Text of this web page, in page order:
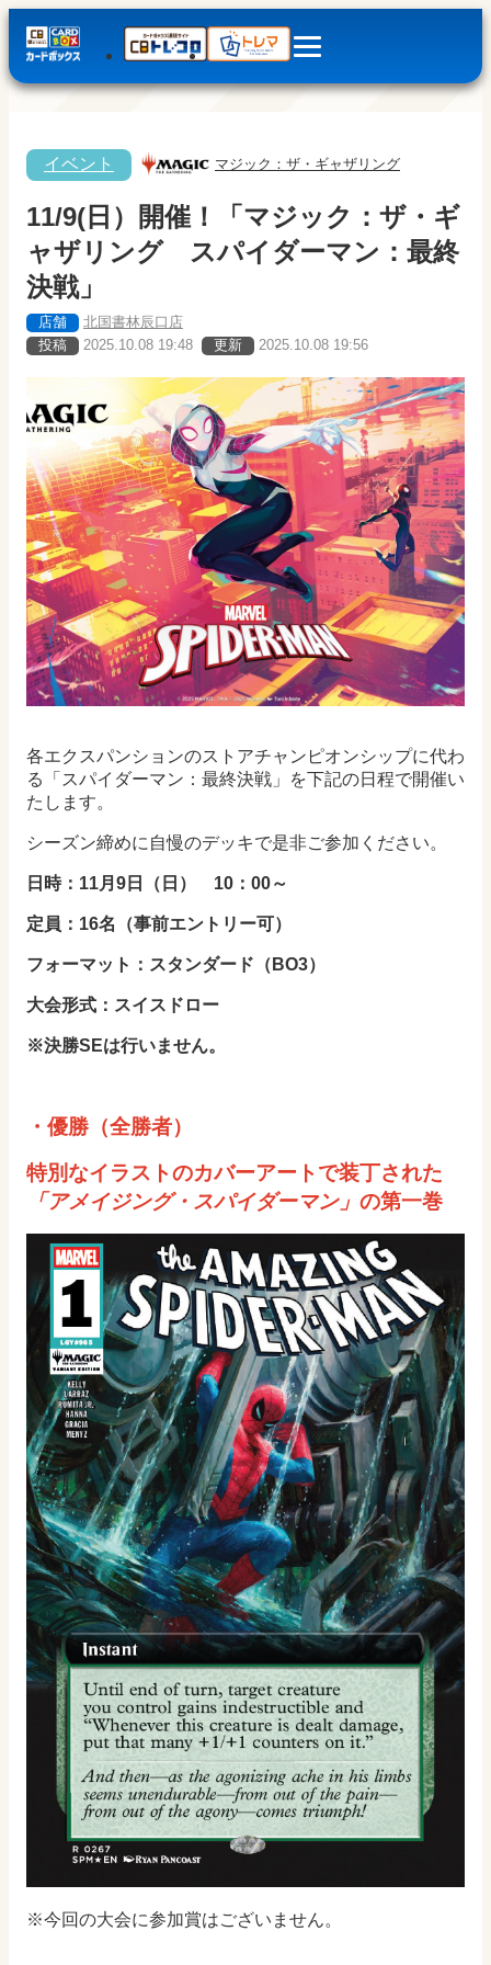
イベント マジック：ザ・ギャザリング
11/9(日）開催！「マジック：ザ・ギ
ャザリング スパイダーマン：最終
決戦」
店舗
北国書林辰口店
投稿
2025.10.08 19:48 更新 2025.10.08 19:56
各エクスパンションのストアチャンピオンシップに代わ
る「スパイダーマン：最終決戦」を下記の日程で開催い
たします。
シーズン締めに自慢のデッキで是非ご参加ください。
日時：11月9日（日） 10：00～
定員：16名（事前エントリー可）
フォーマット：スタンダード（BO3）
大会形式：スイスドロー
※決勝SEは行いません。
・優勝（全勝者）
特別なイラストのカバーアートで装丁された
「アメイジング・スパイダーマン」 の第一巻
※今回の大会に参加賞はございません。